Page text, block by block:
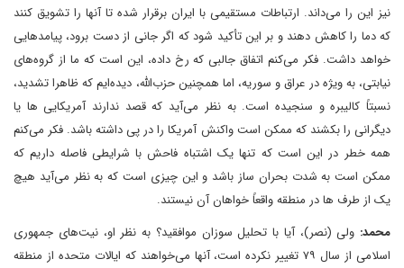
نیز این را می‌داند. ارتباطات مستقیمی با ایران برقرار شده تا آنها را تشویق کنند
که دما را کاهش دهند و بر این تأکید شود که اگر جانی از دست برود، پیامدهایی
خواهد داشت. فکر می‌کنم اتفاق جالبی که رخ داده، این است که ما از گروه‌های
نیابتی، به ویژه در عراق و سوریه، اما همچنین حزب‌الله، دیده‌ایم که ظاهرا تشدید،
نسبتاً کالیبره و سنجیده است. به نظر می‌آید که قصد ندارند آمریکایی ها یا
دیگرانی را بکشند که ممکن است واکنش آمریکا را در پی داشته باشد. فکر می‌کنم
همه خطر در این است که تنها یک اشتباه فاحش با شرایطی فاصله داریم که
ممکن است به شدت بحران ساز باشد و این چیزی است که به نظر می‌آید هیچ
یک از طرف ها در منطقه واقعاً خواهان آن نیستند.
محمد: ولی (نصر)، آیا با تحلیل سوزان موافقید؟ به نظر او، نیت‌های جمهوری
اسلامی از سال ۷۹ تغییر نکرده است، آنها می‌خواهند که ایالات متحده از منطقه